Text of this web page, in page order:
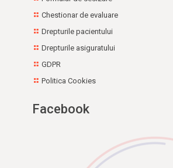
Chestionar de evaluare
Drepturile pacientului
Drepturile asiguratului
GDPR
Politica Cookies
Facebook